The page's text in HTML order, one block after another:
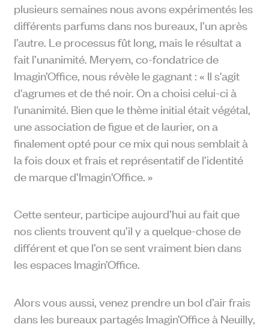
plusieurs semaines nous avons expérimentés les
différents parfums dans nos bureaux, l’un après
l’autre. Le processus fût long, mais le résultat a
fait l’unanimité. Meryem, co-fondatrice de
Imagin’Office, nous révèle le gagnant : « Il s'agit
d'agrumes et de thé noir. On a choisi celui-ci à
l'unanimité. Bien que le thème initial était végétal,
une association de figue et de laurier, on a
finalement opté pour ce mix qui nous semblait à
la fois doux et frais et représentatif de l’identité
de marque d’Imagin'Office. »
Cette senteur, participe aujourd’hui au fait que
nos clients trouventqu’il y a quelque-chose de
différent et que l’on se sent vraiment bien dans
les espaces Imagin’Office.
Alors vous aussi, venez prendre un bol d’air frais
dans les bureaux partagés Imagin’Office à Neuilly,